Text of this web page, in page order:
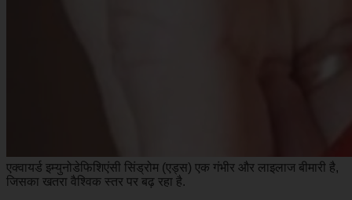
एक्वायर्ड इम्युनोडेफिशिएंसी सिंड्रोम (एड्स) एक गंभीर और लाइलाज बीमारी है,
जिसका खतरा वैश्विक स्तर पर बढ़ रहा है.